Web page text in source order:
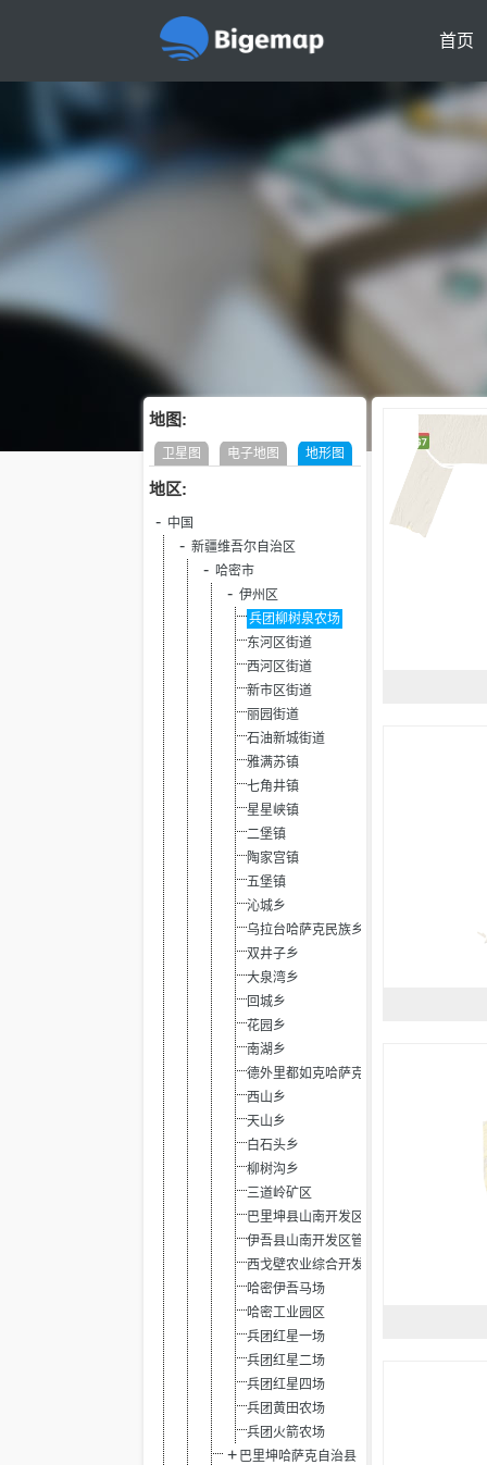
首页
地图:
卫星图 电子地图 地形图
地区:
中国
新疆维吾尔自治区
哈密市
伊州区
兵团柳树泉农场
东河区街道
西河区街道
新市区街道
丽园街道
石油新城街道
雅满苏镇
七角井镇
星星峡镇
二堡镇
陶家宫镇
五堡镇
沁城乡
乌拉台哈萨克民族乡
双井子乡
大泉湾乡
回城乡
花园乡
南湖乡
德外里都如克哈萨克乡
西山乡
天山乡
白石头乡
柳树沟乡
三道岭矿区
巴里坤县山南开发区
伊吾县山南开发区管委会
西戈壁农业综合开发区
哈密伊吾马场
哈密工业园区
兵团红星一场
兵团红星二场
兵团红星四场
兵团黄田农场
兵团火箭农场
巴里坤哈萨克自治县